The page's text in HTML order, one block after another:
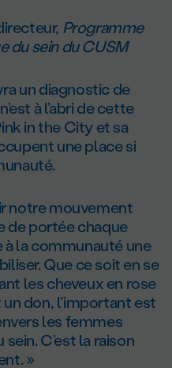
Programme
du sein du CUSM
un diagnostic de
à l’abri de cette
in the City et sa
une place si
notre mouvement
de portée chaque
à la communauté une
Que ce soit en se
les cheveux en rose
don, l’important est
les femmes
C’est la raison
»